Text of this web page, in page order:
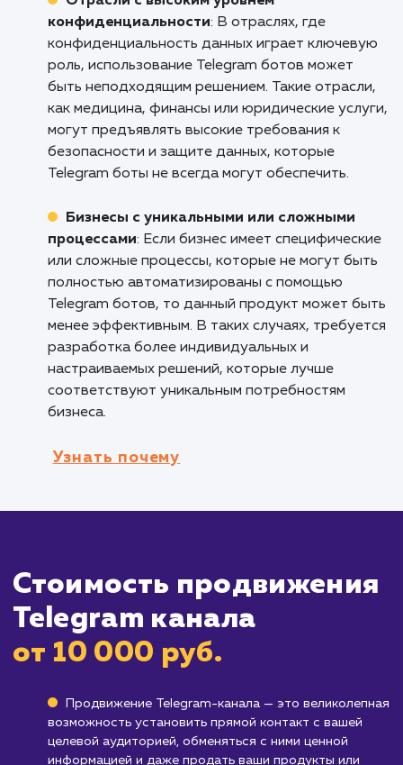
персонализированный контент, собирать
обратную связь от пользователей, а также
упрощать процесс заказа или бронирования.
Это помогает улучшить пользовательский
и повысить эффективность взаимодействия
аудиторией.
Стартапы и новые бизнесы: Разработка
новым бизнесам доступный и эффективный
инструмент для привлечения и удержания
клиентов. Боты могут предлагать
персонализированные рекомендации,
акции, а также помогать в формировании
лояльности клиентов. Это позволяет
создавать конкурентные преимущества и
устанавливать контакт с целевой
быть неподходящим решением. Такие
как медицина, финансы или юридические
могут предъявлять высокие требования к
безопасности и защите данных, которые
Бизнесы с уникальными или сложными
процессами: Если бизнес имеет